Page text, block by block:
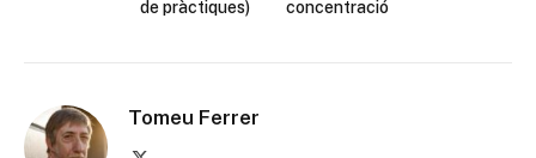
de pràctiques)
concentració
Tomeu Ferrer